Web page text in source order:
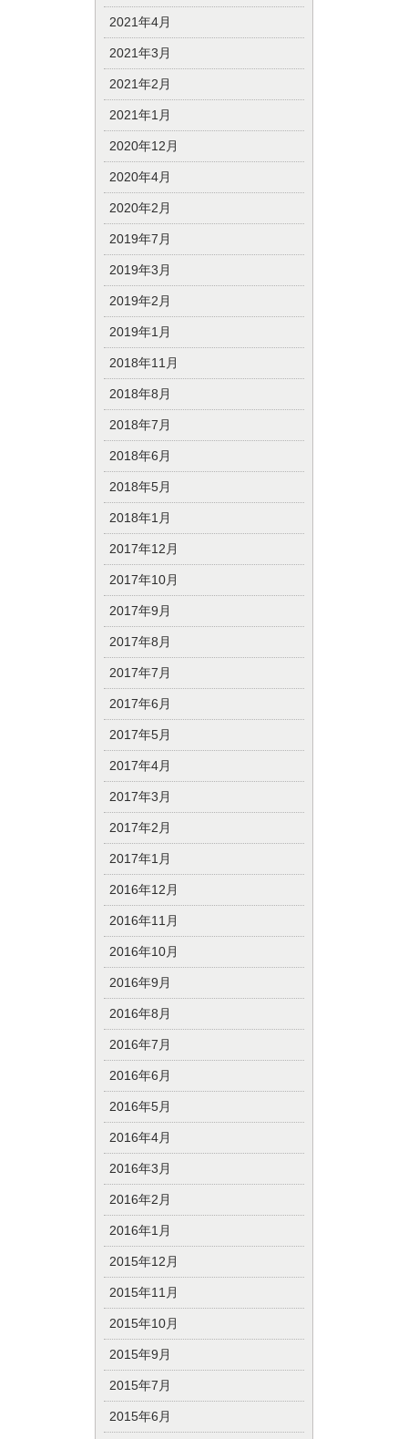
2021年4月
2021年3月
2021年2月
2021年1月
2020年12月
2020年4月
2020年2月
2019年7月
2019年3月
2019年2月
2019年1月
2018年11月
2018年8月
2018年7月
2018年6月
2018年5月
2018年1月
2017年12月
2017年10月
2017年9月
2017年8月
2017年7月
2017年6月
2017年5月
2017年4月
2017年3月
2017年2月
2017年1月
2016年12月
2016年11月
2016年10月
2016年9月
2016年8月
2016年7月
2016年6月
2016年5月
2016年4月
2016年3月
2016年2月
2016年1月
2015年12月
2015年11月
2015年10月
2015年9月
2015年7月
2015年6月